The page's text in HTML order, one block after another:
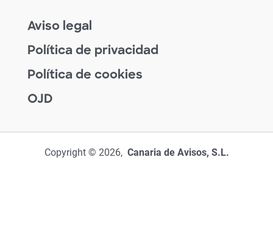
Aviso legal
Política de privacidad
Política de cookies
OJD
Copyright © 2026, Canaria de Avisos, S.L.